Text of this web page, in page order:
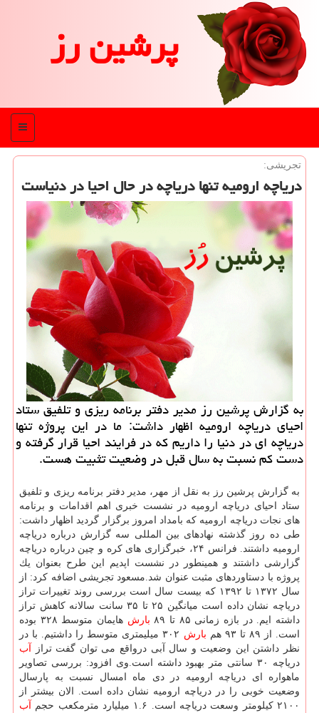
پرشین رز
منو
تجریشی:
دریاچه ارومیه تنها دریاچه در حال احیا در دنیاست
به گزارش پرشین رز مدیر دفتر برنامه ریزی و تلفیق ستاد
احیای دریاچه ارومیه اظهار داشت: ما در این پروژه تنها
دریاچه ای در دنیا را داریم كه در فرایند احیا قرار گرفته و
دست كم نسبت به سال قبل در وضعیت تثبیت هست.
به گزارش پرشین رز به نقل از مهر، مدیر دفتر برنامه ریزی و تلفیق
ستاد احیای دریاچه ارومیه در نشست خبری اهم اقدامات و برنامه
های نجات دریاچه ارومیه كه بامداد امروز برگزار گردید اظهار داشت:
طی ده روز گذشته نهادهای بین المللی سه گزارش درباره دریاچه
ارومیه داشتند. فرانس ۲۴، خبرگزاری های كره و چین درباره دریاچه
گزارشی داشتند و همینطور در نشست اپدیم این طرح بعنوان یك
پروژه با دستاوردهای مثبت عنوان شد.مسعود تجریشی اضافه كرد: از
سال ۱۳۷۲ تا ۱۳۹۲ كه بیست سال است بررسی روند تغییرات تراز
دریاچه نشان داده است میانگین ۲۵ تا ۳۵ سانت سالانه كاهش تراز
داشته ایم. در بازه زمانی ۸۵ تا ۸۹
بارش
هایمان متوسط ۳۲۸ بوده
است. از ۸۹ تا ۹۳ هم
بارش
۳۰۲ میلیمتری متوسط را داشتیم. با در
نظر داشتن این وضعیت و سال آبی درواقع می توان گفت تراز آب
دریاچه ۳۰ سانتی متر بهبود داشته است.وی افزود: بررسی تصاویر
ماهواره ای دریاچه ارومیه در دی ماه امسال نسبت به پارسال
وضعیت خوبی را در دریاچه ارومیه نشان داده است. الان بیشتر از
۲۱۰۰ كیلومتر وسعت دریاچه است. ۱.۶ میلیارد مترمكعب حجم
آب